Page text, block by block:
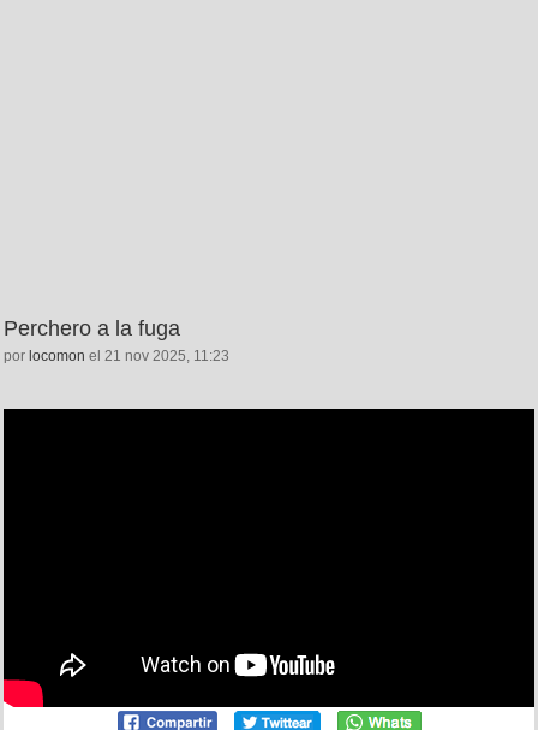
Perchero a la fuga
por locomon el 21 nov 2025, 11:23